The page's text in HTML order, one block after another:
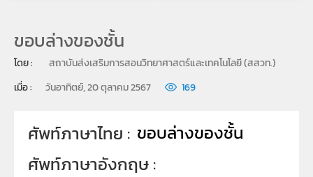
ขอบล่างของชั้น
โดย :
สถาบันส่งเสริมการสอนวิทยาศาสตร์และเทคโนโลยี (สสวท.)
เมื่อ :
วันอาทิตย์, 20 ตุลาคม 2567 169
ศัพท์ภาษาไทย
ขอบล่างของชั้น
ศัพท์ภาษาอังกฤษ